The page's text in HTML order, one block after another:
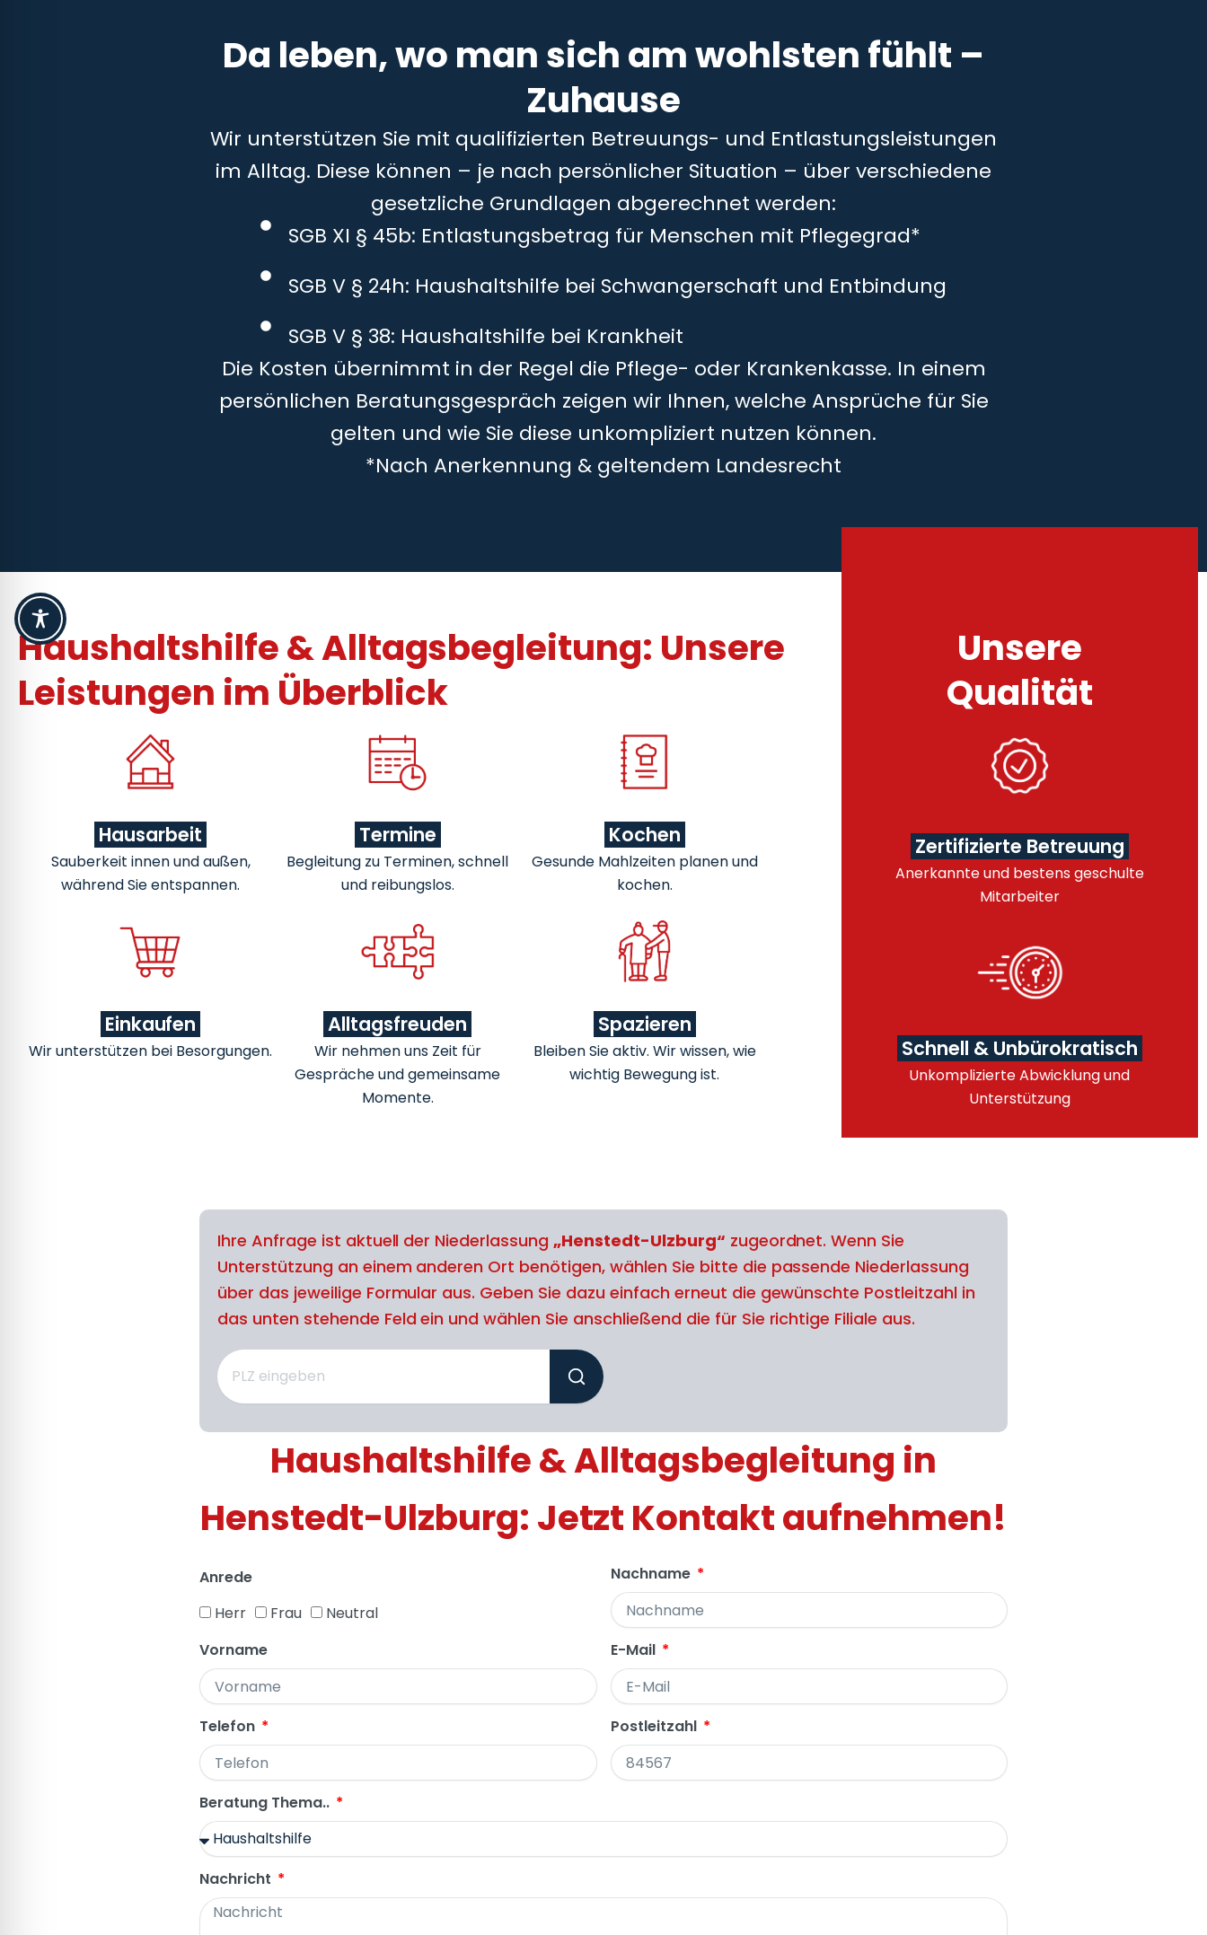
Da leben, wo man sich am wohlsten fühlt –
Zuhause
Wir unterstützen Sie mit qualifizierten Betreuungs- und Entlastungsleistungen
im Alltag. Diese können – je nach persönlicher Situation – über verschiedene
gesetzliche Grundlagen abgerechnet werden:
SGB XI § 45b: Entlastungsbetrag für Menschen mit Pflegegrad*
SGB V § 24h: Haushaltshilfe bei Schwangerschaft und Entbindung
SGB V § 38: Haushaltshilfe bei Krankheit
Die Kosten übernimmt in der Regel die Pflege- oder Krankenkasse. In einem
persönlichen Beratungsgespräch zeigen wir Ihnen, welche Ansprüche für Sie
gelten und wie Sie diese unkompliziert nutzen können.
*Nach Anerkennung & geltendem Landesrecht
Haushaltshilfe & Alltagsbegleitung: Unsere
Leistungen im Überblick
Hausarbeit
Sauberkeit innen und außen,
während Sie entspannen.
Termine
Begleitung zu Terminen, schnell
und reibungslos.
Kochen
Gesunde Mahlzeiten planen und
kochen.
Einkaufen
Wir unterstützen bei Besorgungen.
Alltagsfreuden
Wir nehmen uns Zeit für
Gespräche und gemeinsame
Momente.
Spazieren
Bleiben Sie aktiv. Wir wissen, wie
wichtig Bewegung ist.
Unsere
Qualität
Zertifizierte Betreuung
Anerkannte und bestens geschulte
Mitarbeiter
Schnell & Unbürokratisch
Unkomplizierte Abwicklung und
Unterstützung
Ihre Anfrage ist aktuell der Niederlassung„Henstedt-Ulzburg“ zugeordnet. Wenn Sie
Unterstützung an einem anderen Ort benötigen, wählen Sie bitte die passende Niederlassung
über das jeweilige Formular aus. Geben Sie dazu einfach erneut die gewünschte Postleitzahl in
das unten stehende Feld ein und wählen Sie anschließend die für Sie richtige Filiale aus.
Haushaltshilfe & Alltagsbegleitung in
Henstedt-Ulzburg: Jetzt Kontakt aufnehmen!
Anrede
Herr
Frau Neutral
Nachname
Vorname E-Mail
Telefon Postleitzahl
Beratung Thema..
Nachricht